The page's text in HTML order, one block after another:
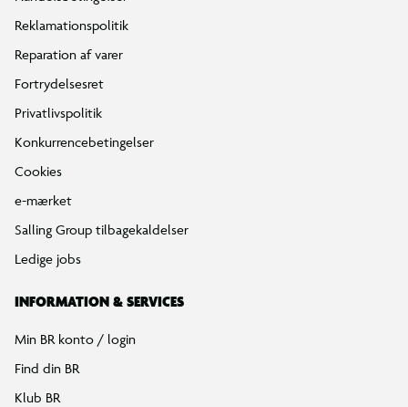
Reklamationspolitik
Reparation af varer
Fortrydelsesret
Privatlivspolitik
Konkurrencebetingelser
Cookies
e-mærket
Salling Group tilbagekaldelser
Ledige jobs
INFORMATION & SERVICES
Min BR konto / login
Find din BR
Klub BR